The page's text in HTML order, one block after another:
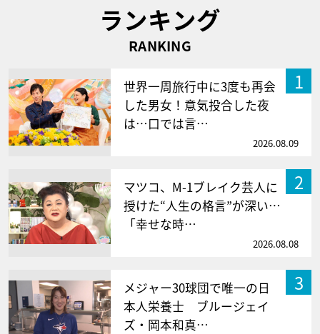
ランキング
RANKING
1
世界一周旅行中に3度も再会
した男女！意気投合した夜
は…口では言…
2026.08.09
2
マツコ、M-1ブレイク芸人に
授けた“人生の格言”が深い…
「幸せな時…
2026.08.08
3
メジャー30球団で唯一の日
本人栄養士 ブルージェイ
ズ・岡本和真…